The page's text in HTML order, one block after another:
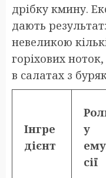
дрібку кмину.
дають
невеликою
горіхових
в салатах з
Інгре
дієнт
у
сії